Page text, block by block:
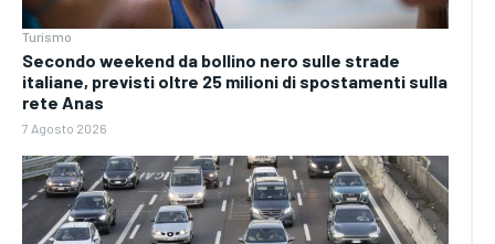
Turismo
Secondo weekend da bollino nero sulle strade
italiane, previsti oltre 25 milioni di spostamenti sulla
rete Anas
7 Agosto 2026